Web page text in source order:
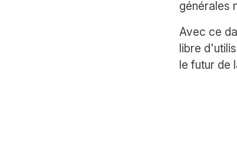
générales
Avec ce
libre
le futur de